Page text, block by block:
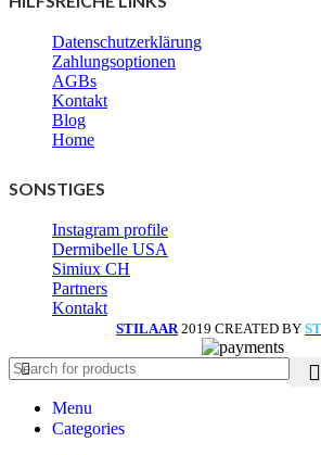
Datenschutzerklärung
Zahlungsoptionen
AGBs
Kontakt
Blog
Home
SONSTIGES
Instagram profile
Dermibelle USA
Simiux CH
Partners
Kontakt
STILAAR 2019 CREATED BY
Menu
Categories